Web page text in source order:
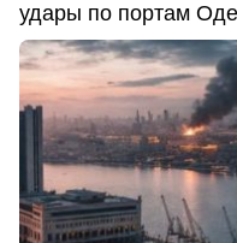
удары по портам